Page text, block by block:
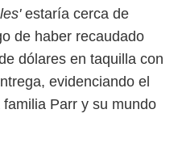
estaría cerca de
de haber recaudado
dólares en taquilla con
evidenciando el
Parr y su mundo